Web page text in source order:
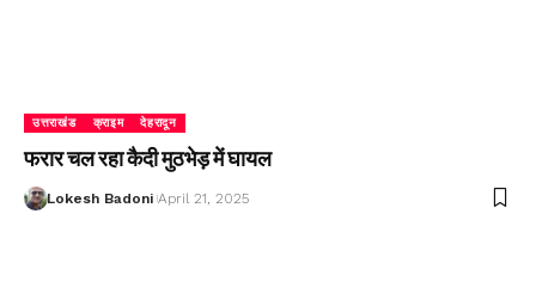
उत्तराखंड क्राइम देहरादून
फरार चल रहा कैदी मुठभेड़ में घायल
Lokesh Badoni April 21, 2025